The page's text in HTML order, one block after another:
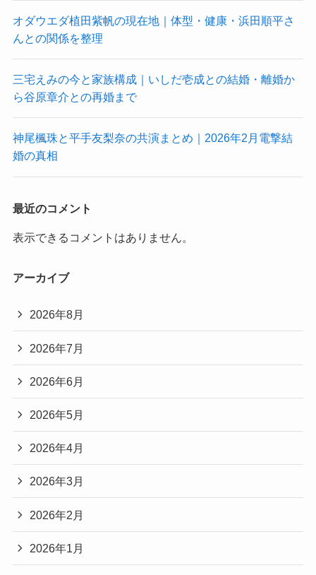
オダウエダ植田紫帆の現在地｜体型・健康・浜田順平さ
んとの関係を整理
三宅えみの今と家族構成｜いしだ壱成との結婚・離婚か
ら谷原章介との再婚まで
神尾楓珠と平手友梨奈の共演まとめ｜2026年2月電撃結
婚の真相
最近のコメント
表示できるコメントはありません。
アーカイブ
2026年8月
2026年7月
2026年6月
2026年5月
2026年4月
2026年3月
2026年2月
2026年1月